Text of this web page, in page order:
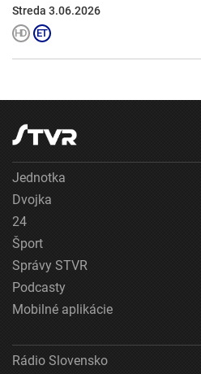
Streda 3.06.2026
Jednotka
Dvojka
24
Šport
Správy STVR
Podcasty
Mobilné aplikácie
Rádio Slovensko